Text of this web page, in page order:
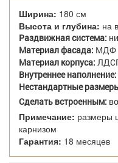
Ширина: 180 см
Высота и глубина: на
Раздвижная система:
Материал фасада: МДФ
Материал корпуса:
Внутреннее наполнение:
Нестандартные
Сделать встроенным:
Примечание: размеры
карнизом
Гарантия: 18 месяцев